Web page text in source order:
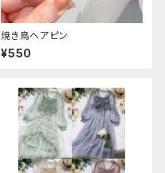
焼き鳥ヘアピン
¥550